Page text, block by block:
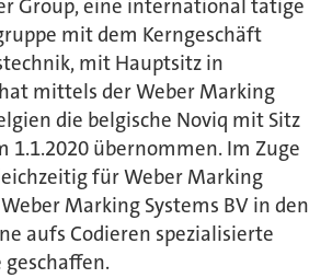
Group, eine international tätige
mit dem Kerngeschäft
mit Hauptsitz in
mittels der Weber Marking
die belgische Noviq mit Sitz
1.1.2020 übernommen. Im Zuge
für Weber Marking
Marking Systems BV in den
aufs Codieren spezialisierte